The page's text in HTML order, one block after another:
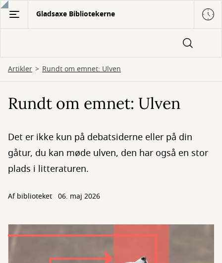
Gå
hovedindhold
Gladsaxe Bibliotekerne
Artikler Rundt om emnet: Ulven
Rundt om emnet: Ulven
Det er ikke kun på debatsiderne eller på din
gåtur, du kan møde ulven, den har også en stor
plads i litteraturen.
Af biblioteket 06. maj 2026